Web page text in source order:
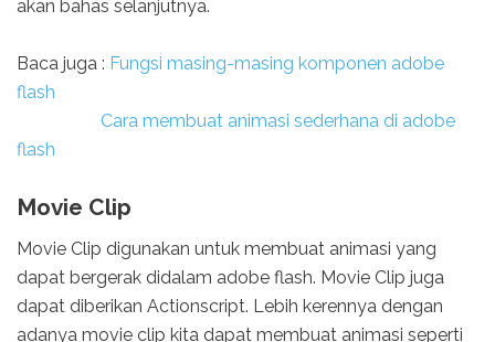
akan bahas selanjutnya.
Baca juga : Fungsi masing-masing komponen adobe
flash
Cara membuat animasi sederhana di adobe
flash
Movie Clip
Movie Clip digunakan untuk membuat animasi yang
dapat bergerak didalam adobe flash. Movie Clip juga
dapat diberikan Actionscript. Lebih kerennya dengan
adanya movie clip kita dapat membuat animasi seperti